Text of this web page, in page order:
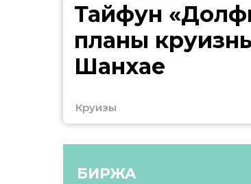
Тайфун
планы
Шанхае
Круизы
БИРЖА